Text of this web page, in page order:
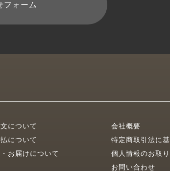
フォーム
について
について
お届けについて
会社概要
特定商取引法に
個人情報のお取
お問い合わせ